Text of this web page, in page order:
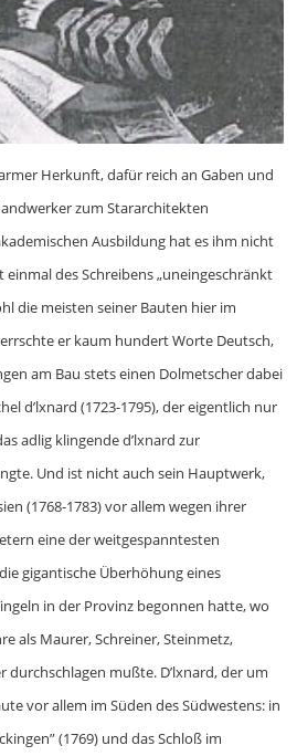
Herkunft, dafür reich an Gaben und
zum Stararchitekten
Ausbildung hat es ihm nicht
einmal des Schreibens „uneingeschränkt
die meisten seiner Bauten hier im
er kaum hundert Worte Deutsch,
am Bau stets einen Dolmetscher dabei
d’lxnard (1723-1795), der eigentlich nur
adlig klingende d’lxnard zur
Und ist nicht auch sein Hauptwerk,
(1768-1783) vor allem wegen ihrer
eine der weitgespanntesten
gigantische Überhöhung eines
in der Provinz begonnen hatte, wo
als Maurer, Schreiner, Steinmetz,
durchschlagen mußte. D’lxnard, der um
vor allem im Süden des Südwestens: in
(1769) und das Schloß im